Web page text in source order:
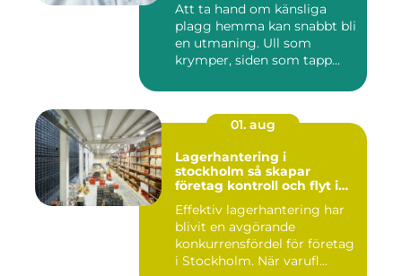
Att ta hand om känsliga
plagg hemma kan snabbt bli
en utmaning. Ull som
krymper, siden som tapp...
01. aug
Lagerhantering i
stockholm så skapar
företag kontroll och flyt i
Effektiv lagerhantering har
blivit en avgörande
konkurrensfördel för företag
i Stockholm. När varufl...